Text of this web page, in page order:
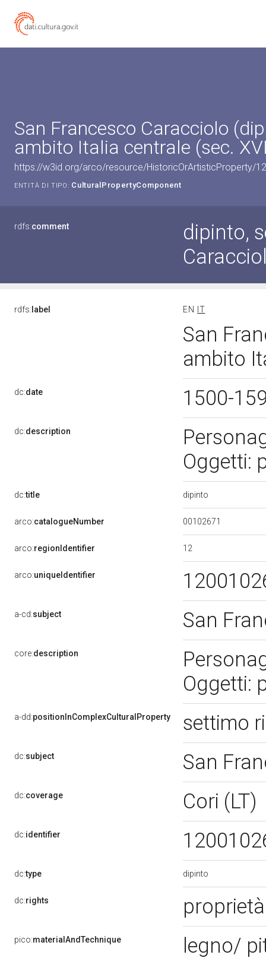
San Francesco Caracciolo
ambito Italia centrale (sec.
https://w3id.org/arco/resource/HistoricOrArtisticProperty/
ENTITÀ DI TIPO: CulturalPropertyComponent
rdfs:comment
dipinto,
rdfs: label EN IT
San
ambito
dc:date 1500-
dc:description
Oggetti:
dc:title dipinto
arco:catalogueNumber 00102671
arco:regionIdentifier 12
arco:uniqueIdentifier
a-cd:subject San
core:description
Oggetti:
a-dd:positionInComplexCulturalProperty settimo
dc:subject San
dc:coverage Cori (LT)
dc:identifier
dc:type dipinto
dc:rights
pico:materialAndTechnique legno/